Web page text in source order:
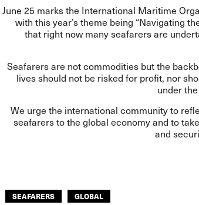
June 25 marks the International Maritime
with this year’s theme being “Navigating
that right now many seafarers are
Seafarersare not commodities but the
lives should not be risked for profit, nor
under
We urge the international community to
seafarers to the global economy and to
and
SEAFARERS GLOBAL